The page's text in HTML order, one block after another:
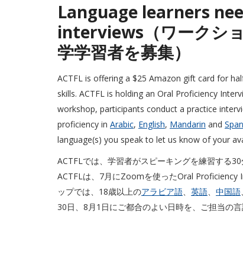
Language learners
interviews（ワークシ
学学習者を募集）
ACTFL is offering a $25 Amazon gift card for
skills. ACTFL is holding an Oral Proficiency
workshop, participants conduct a practice
proficiency in Arabic, English, Mandarin and
language(s) you speak to let us know of your
ACTFLでは、学習者がスピーキングを練習する
ACTFLは、7月にZoomを使ったOral Proficiency
ップでは、18歳以上のアラビア語、 英語、 中国語、
30日、8月1日にご都合のよい日時を、ご担当の